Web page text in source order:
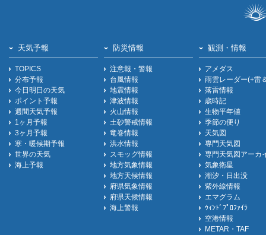
天気予報
TOPICS
分布予報
今日明日の天気
ポイント予報
週間天気予報
1ヶ月予報
3ヶ月予報
寒・暖候期予報
世界の天気
海上予報
防災情報
注意報・警報
台風情報
地震情報
津波情報
火山情報
土砂警戒情報
竜巻情報
洪水情報
スモッグ情報
地方気象情報
地方天候情報
府県気象情報
府県天候情報
海上警報
観測・情報
アメダス
雨雲レーダー(+雷
落雷情報
歳時記
生物平年値
季節の便り
天気図
専門天気図
専門天気図アーカ
気象衛星
潮汐・日出没
紫外線情報
エマグラム
ｳｨﾝﾄﾞﾌﾟﾛﾌｧｲﾗ
空港情報
METAR・TAF